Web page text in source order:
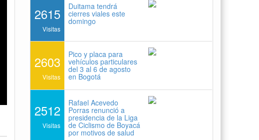
2615
Visitas
Duitama tendrá
cierres viales este
domingo
2603
Visitas
Pico y placa para
vehículos particulares
del 3 al 6 de agosto
en Bogotá
2512
Visitas
Rafael Acevedo
Porras renunció a
presidencia de la Liga
de Ciclismo de Boyacá
por motivos de salud